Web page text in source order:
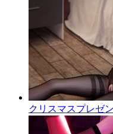
クリスマスプレゼ